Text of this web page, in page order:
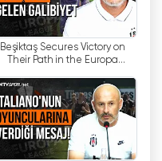
Ancak yayın
17 Mart 2018
vermiş ve yerini
spor branşlarına
kanaldır. Futbol,
yüzme gibi
Beşiktaş Secures Victory on
Their Path in the Europa